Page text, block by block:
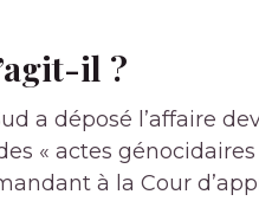
il ?
a déposé l’affaire
« actes
à la Cour